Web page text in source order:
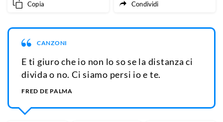
Copia Condividi
CANZONI
E ti giuro che io non lo so se la distanza ci
divida o no. Ci siamo persi io e te.
FRED DE PALMA